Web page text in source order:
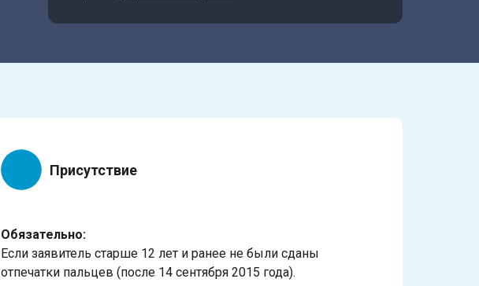
Присутствие
Обязательно:
Если заявитель старше 12 лет и ранее не были сданы
отпечатки пальцев (после 14 сентября 2015 года).